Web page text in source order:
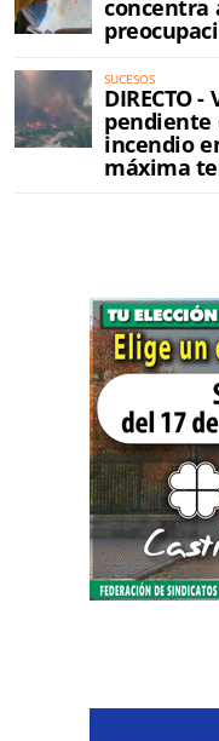
concentra
SUCESOS
DIRECTO
pendiente
incendio
máxima